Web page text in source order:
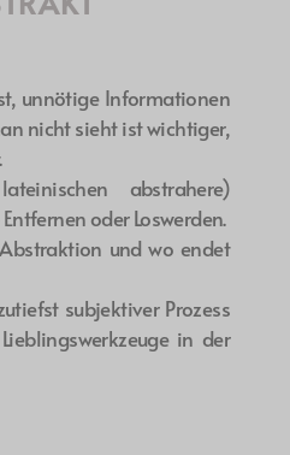
unnötige Informationen
nicht sieht ist wichtiger,
abstrahere)
oder Loswerden.
und wo endet
subjektiver Prozess
in der